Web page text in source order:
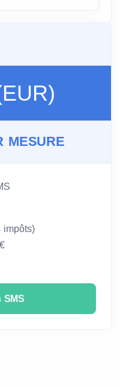
MESURE
impôts)
SMS